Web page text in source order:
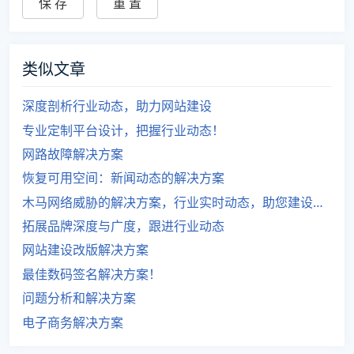
类似文章
深度剖析行业动态，助力网站建设
专业定制平台设计，把握行业动态！
网路故障解决方案
恢复可用空间：新闻动态的解决方案
木马网络威胁的解决方案，行业实时动态，助您建设安全网站。
拓展品牌深度与广度，跟进行业动态
网站建设改版解决方案
最佳数码签名解决方案！
问题分析和解决方案
电子商务解决方案